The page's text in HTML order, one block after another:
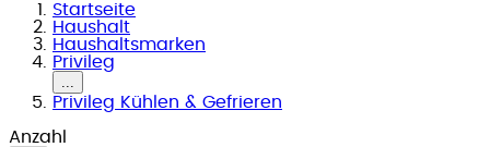
Startseite
Haushalt
Haushaltsmarken
Privileg
...
Privileg Kühlen & Gefrieren
Anzahl